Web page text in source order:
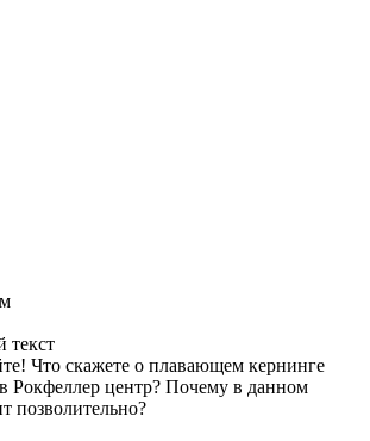
текст
Что скажете о плавающем кернинге
Рокфеллер центр? Почему в данном
позволительно?